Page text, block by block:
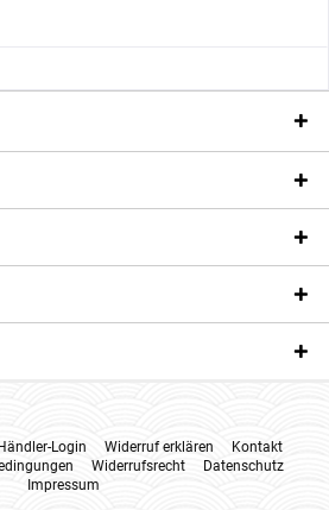
Login Widerruf erklären
Kontakt
Widerrufsrecht
Datenschutz
Impressum